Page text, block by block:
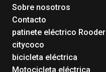
Sobre nosotros
Contacto
patinete eléctrico Rooder
citycoco
bicicleta eléctrica
Motocicleta eléctrica